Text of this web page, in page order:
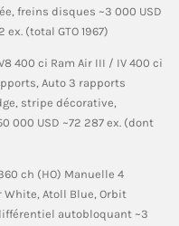
freins disques ~3 000 USD
(total GTO 1967)
400 ci Ram Air III / IV 400 ci
Auto 3 rapports
stripe décorative,
000 USD ~72 287 ex. (dont
ch (HO) Manuelle 4
White, Atoll Blue, Orbit
autobloquant ~3